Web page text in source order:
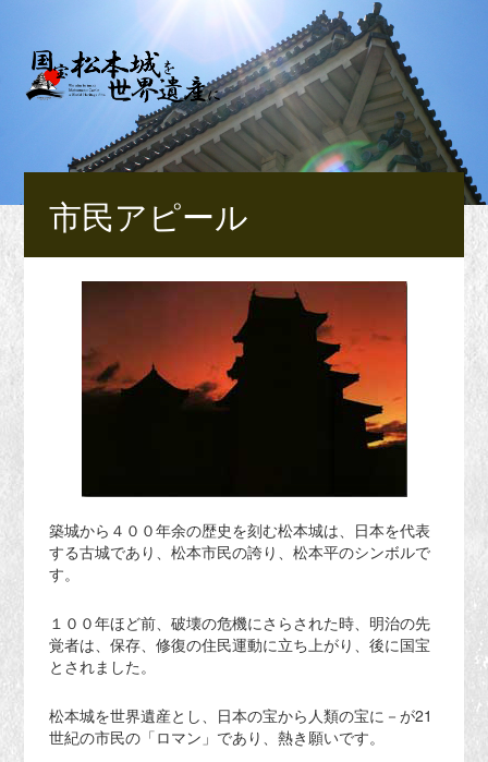
市民アピール
築城から４００年余の歴史を刻む松本城は、日本を代表
する古城であり、松本市民の誇り、松本平のシンボルで
す。
１００年ほど前、破壊の危機にさらされた時、明治の先
覚者は、保存、修復の住民運動に立ち上がり、後に国宝
とされました。
松本城を世界遺産とし、日本の宝から人類の宝に－が21
世紀の市民の「ロマン」であり、熱き願いです。